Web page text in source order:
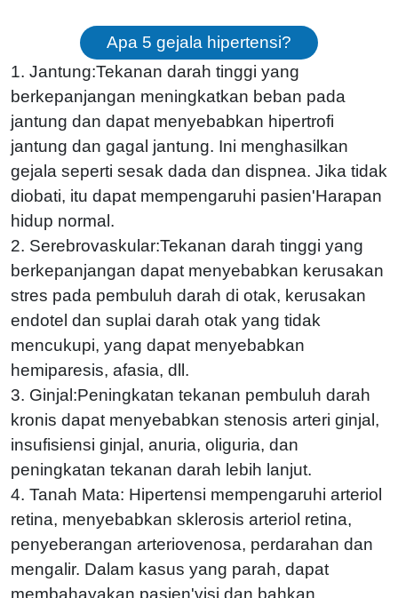
Apa 5 gejala hipertensi?
1. Jantung:Tekanan darah tinggi yang
berkepanjangan meningkatkan beban pada
jantung dan dapat menyebabkan hipertrofi
jantung dan gagal jantung. Ini menghasilkan
gejala seperti sesak dada dan dispnea. Jika tidak
diobati, itu dapat mempengaruhi pasien'Harapan
hidup normal.
2. Serebrovaskular:Tekanan darah tinggi yang
berkepanjangan dapat menyebabkan kerusakan
stres pada pembuluh darah di otak, kerusakan
endotel dan suplai darah otak yang tidak
mencukupi, yang dapat menyebabkan
hemiparesis, afasia, dll.
3. Ginjal:Peningkatan tekanan pembuluh darah
kronis dapat menyebabkan stenosis arteri ginjal,
insufisiensi ginjal, anuria, oliguria, dan
peningkatan tekanan darah lebih lanjut.
4. Tanah Mata: Hipertensi mempengaruhi arteriol
retina, menyebabkan sklerosis arteriol retina,
penyeberangan arteriovenosa, perdarahan dan
mengalir. Dalam kasus yang parah, dapat
membahayakan pasien'visi dan bahkan